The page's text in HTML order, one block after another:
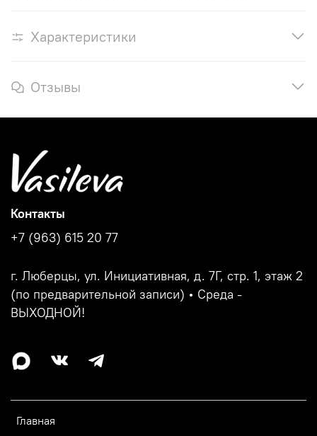
Характеристики
Отзывы
Главная
Контакты
+7 (963) 615 20 77
г. Люберцы, ул. Инициативная, д. 7Г, стр. 1, этаж 2
(по предварительной записи) • Среда -
ВЫХОДНОЙ!